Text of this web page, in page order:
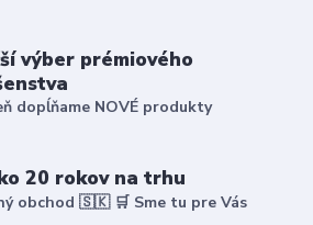
výber prémiového
dopĺňame NOVÉ produkty
20 rokov na trhu
obchod 🇸🇰 🛒 Sme tu pre Vás